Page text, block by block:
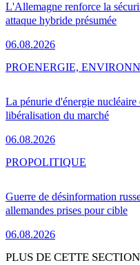
L'Allemagne renforce la
attaque hybride présumée
06.08.2026
La pénurie d'énergie
libéralisation du marché
06.08.2026
PROENERGIE,
Guerre de désinformation
allemandes prises pour cible
06.08.2026
PROPOLITIQUE
PLUS DE CETTE SECTION